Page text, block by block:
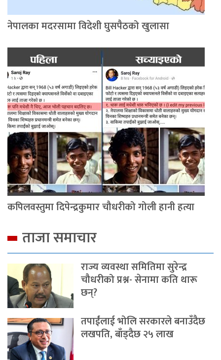
नेपालका मदरसामा विदेशी घुसपैठको खुलासा
कपिलवस्तुमा दिपेन्द्रकुमार चौधरीको गोली हानी हत्या
ताजा समाचार
राज्य व्यवस्था समितिमा सुरेन्द्र
चौधरीको प्रश्न- सेनामा कति थारू
छन्?
तपाईंलाई भोलि सरकारले बनाउँदैछ
लखपति, बाँड्दैछ २५ लाख